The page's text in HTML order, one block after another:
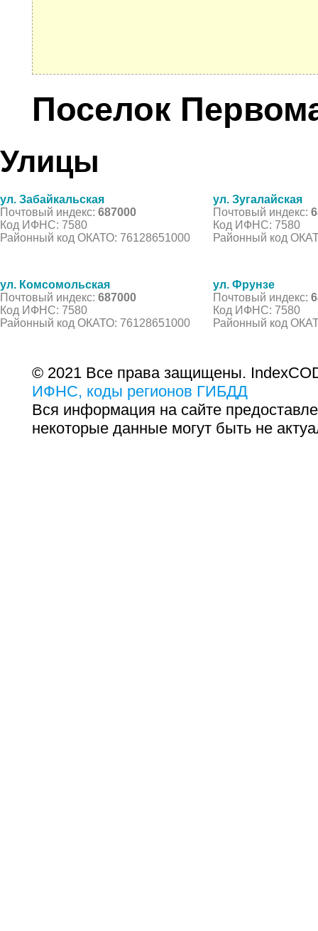
Поселок
Улицы
ул. Забайкальская
Почтовый индекс: 687000
Код ИФНС: 7580
Районный код ОКАТО: 76128651000
ул. Зугалайская
Почтовый индекс:
Код ИФНС: 7580
Районный код
ул. Комсомольская
Почтовый индекс: 687000
Код ИФНС: 7580
Районный код ОКАТО: 76128651000
ул. Фрунзе
Почтовый индекс:
Код ИФНС: 7580
Районный код
© 2021 Все права защищены.
ИФНС, коды регионов ГИБДД
Вся информация на сайте
некоторые данные могут быть не